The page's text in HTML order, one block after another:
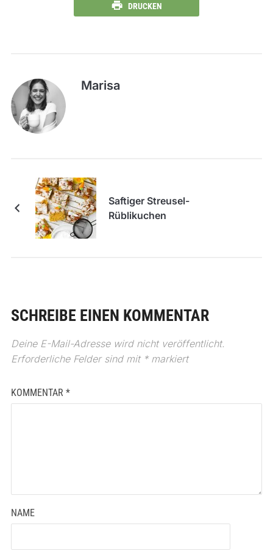
DRUCKEN
Marisa
Saftiger Streusel-
Rüblikuchen
SCHREIBE EINEN KOMMENTAR
Deine E-Mail-Adresse wird nicht veröffentlicht.
Erforderliche Felder sind mit *markiert
KOMMENTAR *
NAME